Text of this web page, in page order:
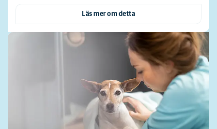
Läs mer om detta